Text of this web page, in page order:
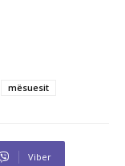
mësuesit
Viber